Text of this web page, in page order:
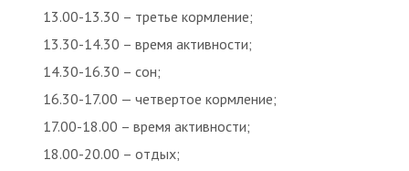
13.00-13.30 – третье кормление;
13.30-14.30 – время активности;
14.30-16.30 – сон;
16.30-17.00 — четвертое кормление;
17.00-18.00 – время активности;
18.00-20.00 – отдых;